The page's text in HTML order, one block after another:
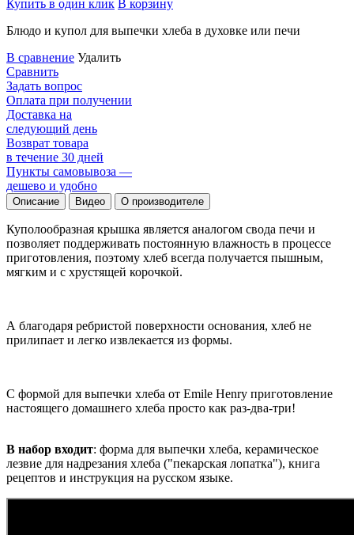
Купить в один клик В корзину
Блюдо и купол для выпечки хлеба в духовке или печи
В сравнение Удалить
Сравнить
Задать вопрос
Оплата при получении
Доставка на
следующий день
Возврат товара
в течение 30 дней
Пункты самовывоза —
дешево и удобно
Описание Видео О производителе
Куполообразная крышка является аналогом свода печи и
позволяет поддерживать постоянную влажность в процессе
приготовления, поэтому хлеб всегда получается пышным,
мягким и с хрустящей корочкой.
А благодаря ребристой поверхности основания, хлеб не
прилипает и легко извлекается из формы.
С формой для выпечки хлеба от Emile Henry приготовление
настоящего домашнего хлеба просто как раз-два-три!
В набор входит: форма для выпечки хлеба, керамическое
лезвие для надрезания хлеба ("пекарская лопатка"), книга
рецептов и инструкция на русском языке.